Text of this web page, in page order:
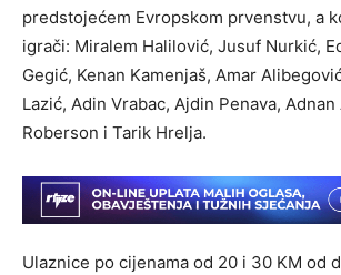
predstojećem Evropskom prvenstvu, a
igrači: Miralem Halilović, Jusuf Nurkić,
Gegić, Kenan Kamenjaš, Amar
Lazić, Adin Vrabac, Ajdin Penava,
Roberson i Tarik Hrelja.
Ulaznice po cijenama od 20 i 30 KM od